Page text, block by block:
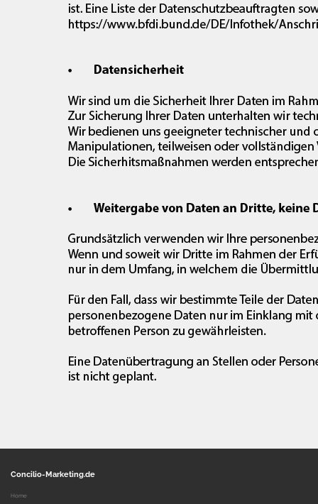
Concilio-Marketing.de
Home